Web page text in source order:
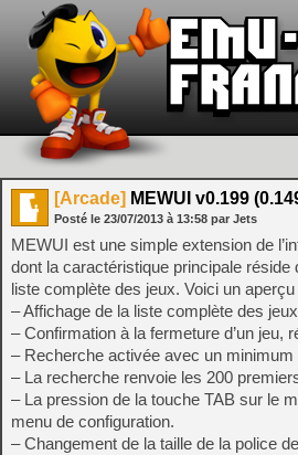
[Arcade] MEWUI v0.199
Posté le 23/07/2013 à 13:58 par Jets
MEWUI est une simple extension de
dont la caractéristique principale réside
liste complète des jeux. Voici un
– Affichage de la liste complète des
– Confirmation à la fermeture d’un jeu,
– Recherche activée avec un
– La recherche renvoie les 200
– La pression de la touche TAB sur le
menu de configuration.
– Changement de la taille de la police